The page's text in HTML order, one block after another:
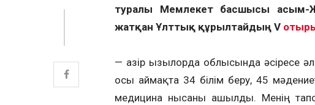
туралы Мемлекет басшысы Қасым-
жатқан Ұлттық құрылтайдың V
— Қазір Қызылорда облысында
осы аймақта 34 білім беру, 45
медицина нысаны ашылды. Менің